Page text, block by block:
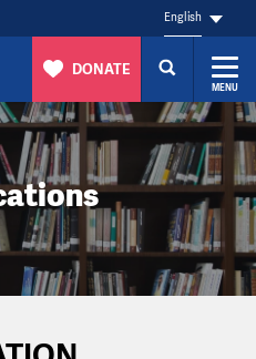
English
DONATE
MENU